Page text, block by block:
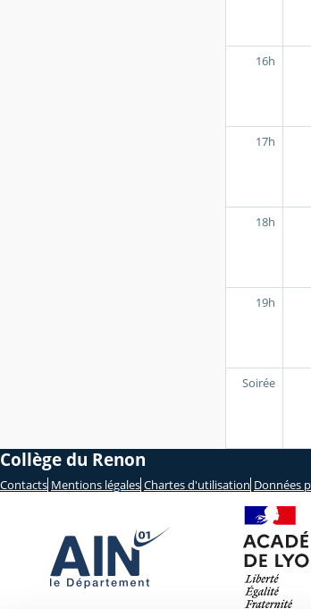
16h
17h
18h
19h
Soirée
Collège du Renon
Contacts Mentions légales Chartes d'utilisation Données